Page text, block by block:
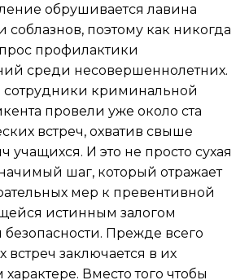
обрушивается лавина
поэтому как никогда
профилактики
среди несовершеннолетних.
сотрудники криминальной
провели уже около ста
встреч, охватив свыше
учащихся. И это не просто сухая
шаг, который отражает
мер к превентивной
истинным залогом
Прежде всего
встреч заключается в их
Вместо того чтобы